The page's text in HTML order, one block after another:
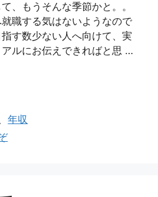
、もうそんな季節かと。。
職する気はないようなので
す数少ない人へ向けて、実
ルにお伝えできればと思 …
年収